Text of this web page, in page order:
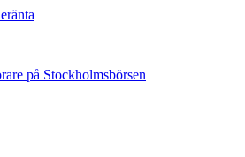
på Stockholmsbörsen